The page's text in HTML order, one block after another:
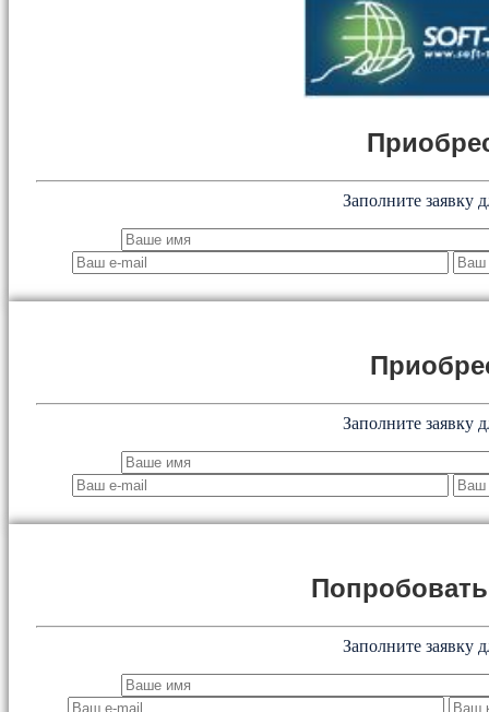
Заполните заявку
Заполните заявку
Заполните заявку